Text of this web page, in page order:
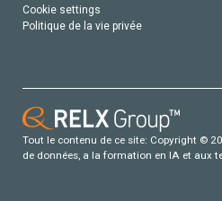
Cookie settings
Politique de la vie privée
Tout le contenu de ce site: Copyright ©
de données, a la formation en IA et aux